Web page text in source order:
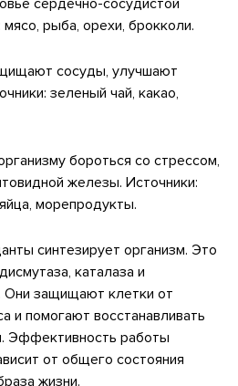
сердечно-сосудистой
рыба, орехи, брокколи.
сосуды, улучшают
зеленый чай, какао,
бороться со стрессом,
железы. Источники:
морепродукты.
синтезирует организм. Это
каталаза и
Они защищают клетки от
и помогают восстанавливать
Эффективность работы
от общего состояния
жизни.